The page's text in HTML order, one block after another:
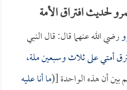
لحديث افتراق الأمة
رضي الله عنهما قال: قال النبي
أمتي على ثلاث وسبعين ملة،
بين أن هذه الواحدة [(ما أنا عليه